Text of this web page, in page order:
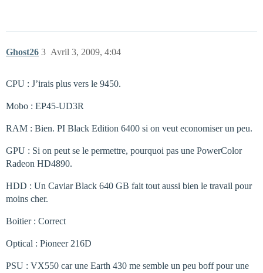
Ghost26 Avril 3, 2009, 4:04
3
CPU : J’irais plus vers le 9450.
Mobo : EP45-UD3R
RAM : Bien. PI Black Edition 6400 si on veut economiser un peu.
GPU : Si on peut se le permettre, pourquoi pas une PowerColor
Radeon HD4890.
HDD : Un Caviar Black 640 GB fait tout aussi bien le travail pour
moins cher.
Boitier : Correct
Optical : Pioneer 216D
PSU : VX550 car une Earth 430 me semble un peu boff pour une